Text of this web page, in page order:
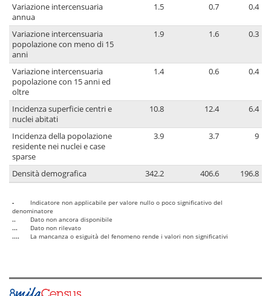
Variazione intercensuaria
annua
1.5 0.7 0.4
Variazione intercensuaria
popolazione con meno di 15
anni
1.9 1.6 0.3
Variazione intercensuaria
popolazione con 15 anni ed
oltre
1.4 0.6 0.4
Incidenza superficie centri e
nuclei abitati
10.8 12.4 6.4
Incidenza della popolazione
residente nei nuclei e case
sparse
3.9 3.7 9
Densità demografica 342.2 406.6 196.8
-
Indicatore non applicabile per valore nullo o poco significativo del
denominatore
..
Dato non ancora disponibile
...
Dato non rilevato
....
La mancanza o esiguità del fenomeno rende i valori non significativi